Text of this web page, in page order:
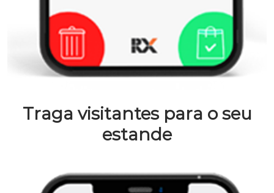
Traga visitantes para o seu
estande